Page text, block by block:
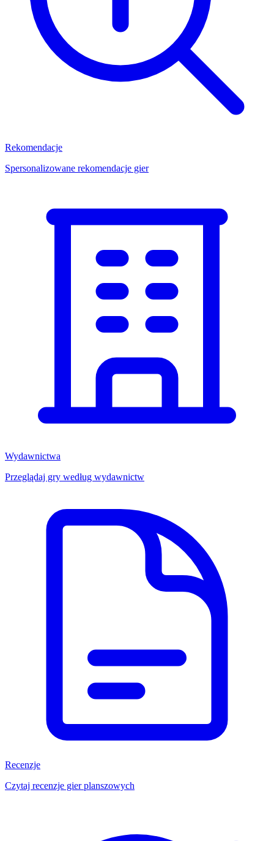
Rekomendacje
Spersonalizowane rekomendacje gier
Wydawnictwa
Przeglądaj gry według wydawnictw
Recenzje
Czytaj recenzje gier planszowych